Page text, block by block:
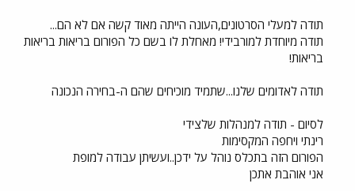
תודה למעלי הסרטונים,העונה הייתה מאוד קשה אם לא הם...
תודה מיוחדת למורבידי! מאחלת לו בשם כל הפורום בריאות בריאות
בריאות!
תודה לאדומים שלנו...שתמיד מוכיחים שהם ה-בחירה הנכונה
לסיום - תודה למנהלות שלצידי
רינתי ויחפה המקסימות
הפורום הזה בתכלס נוהל על ידכן..ועשיתן עבודה למופת
אני אוהבת אתכן